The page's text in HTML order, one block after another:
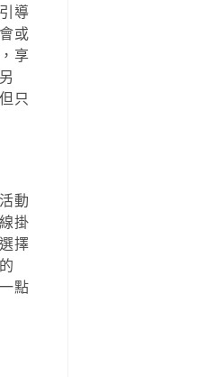
導
或
享
只
動
掛
擇
點